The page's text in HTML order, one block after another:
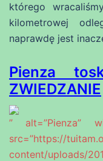
którego
kilometrowej
naprawdę jest
Pienza
ZWIEDZANIE
” alt=”Pienza”
src=”https://
content/uploads/